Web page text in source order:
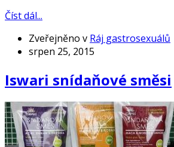
Číst dál...
Zveřejněno v Ráj gastrosexuálů
srpen 25, 2015
Iswari snídaňové směsi